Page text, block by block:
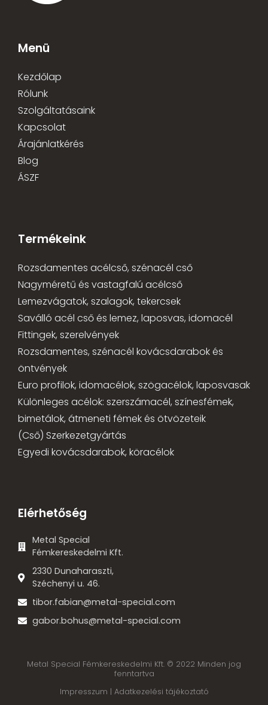
Menü
Kezdőlap
Rólunk
Szolgáltatásaink
Kapcsolat
Árajánlatkérés
Blog
ÁSZF
Termékeink
Rozsdamentes acélcső, szénacél cső
Nagyméretű és vastagfalú acélcső
Lemezvágatok, szalagok, tekercsek
Saválló acél cső és lemez, laposvas, idomacél
Fittingek, szerelvények
Rozsdamentes, szénacél kovácsdarabok és
öntvények
Euro profilok, idomacélok, szögacélok, laposvasak
Különleges acélok: szerszámacél, színesfémek,
bimetálok, átmeneti fémek és ötvözeteik
(Cső) Szerkezetgyártás
Egyedi kovácsdarabok, köracélok
Elérhetőség
Metal Special
Fémkereskedelmi Kft.
2330 Dunaharaszti,
Széchenyi u. 46.
tibor.fabian@metal-special.com
gabor.bohus@metal-special.com
Metal Special Fémkereskedelmi Kft. © 2022 Minden jog
fenntartva
Impresszum | Adatkezelési tájékoztató